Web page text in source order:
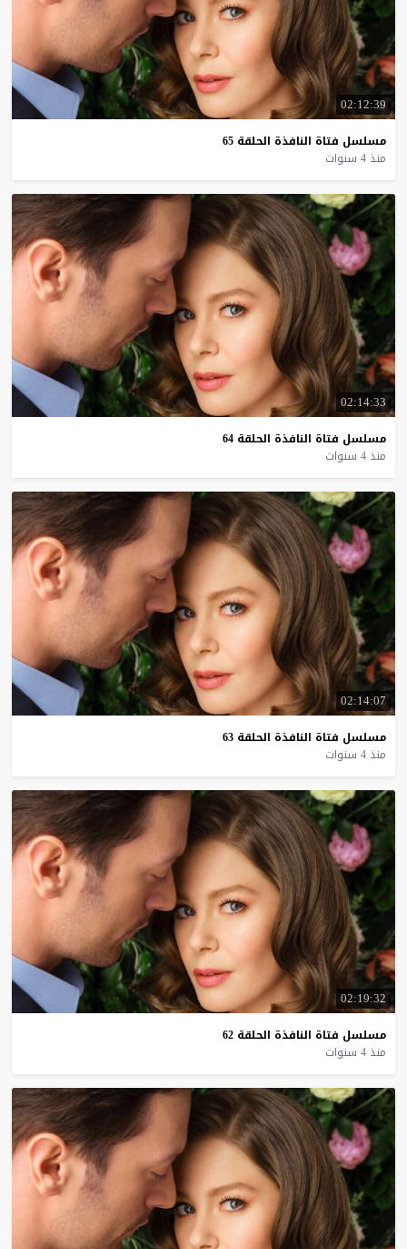
02:12:39
مسلسل فتاة النافذة الحلقة 65
منذ 4 سنوات
02:14:33
مسلسل فتاة النافذة الحلقة 64
منذ 4 سنوات
02:14:07
مسلسل فتاة النافذة الحلقة 63
منذ 4 سنوات
02:19:32
مسلسل فتاة النافذة الحلقة 62
منذ 4 سنوات